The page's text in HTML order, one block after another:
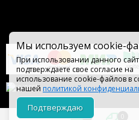
Мы используем cookie-
При использовании данного
подтверждаете свое согласие на
использование cookie-файлов в
нашей политикой
Подтверждаю
0